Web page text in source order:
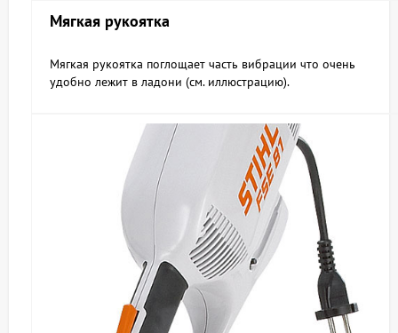
Мягкая рукоятка
Мягкая рукоятка поглощает часть вибрации что очень
удобно лежит в ладони (см. иллюстрацию).